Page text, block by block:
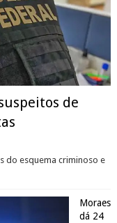
de
do esquema criminoso e
Moraes
dá 24